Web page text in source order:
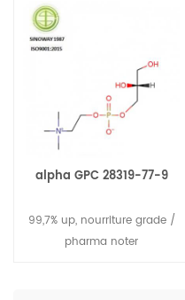
alpha GPC 28319-77-9
99,7% up, nourriture grade /
pharma noter